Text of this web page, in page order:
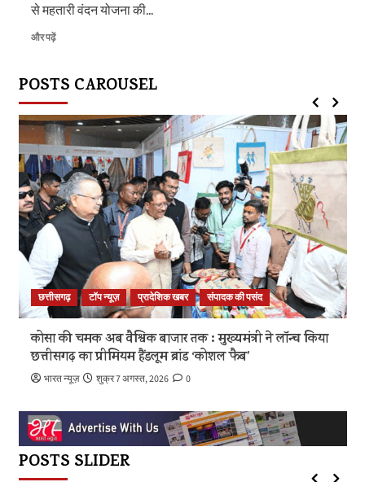
से महतारी वंदन योजना की...
और पढ़ेंमातृशक्ति
में
वंदन
योजना
की
30वीं
किस्त
के
बारे
में
और
पढ़ें
POSTS CAROUSEL
छत्तीसगढ़ टॉप न्यूज़ प्रादेशिक खबर संपादक की पसंद
कोसा की चमक अब वैश्विक बाजार तक : मुख्यमंत्री ने लॉन्च किया
छत्तीसगढ़ का प्रीमियम हैंडलूम ब्रांड ‘कोशल फैब’
भारत न्यूज़ शुक्र 7 अगस्त, 2026 0
POSTS SLIDER